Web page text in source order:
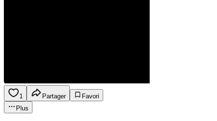
1 Partager
Favori
Plus